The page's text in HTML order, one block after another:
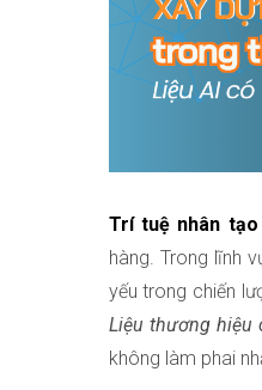
Trí tuệ nhân
hàng. Trong lĩnh
yếu trong chiến
Liệu thương hiệu
không làm phai